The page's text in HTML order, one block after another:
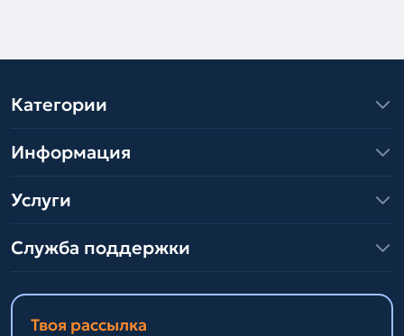
Категории
Информация
Услуги
Служба поддержки
Твоя рассылка